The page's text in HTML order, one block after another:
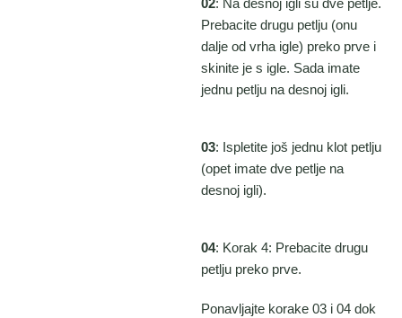
02: Na desnoj igli su dve petlje.
Prebacite drugu petlju (onu
dalje od vrha igle) preko prve i
skinite je s igle. Sada imate
jednu petlju na desnoj igli.
03: Ispletite još jednu klot petlju
(opet imate dve petlje na
desnoj igli).
04: Korak 4: Prebacite drugu
petlju preko prve.
Ponavljajte korake 03 i 04 dok